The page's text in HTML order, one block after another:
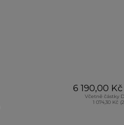
6 190,00 Kč
Včetně částky
1 074,30 Kč